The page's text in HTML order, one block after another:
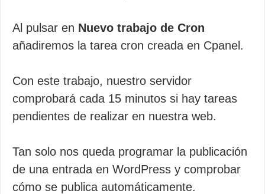
Al pulsar en Nuevo trabajo de Cron
añadiremos la tarea cron creada en Cpanel.
Con este trabajo, nuestro servidor
comprobará cada 15 minutos si hay tareas
pendientes de realizar en nuestra web.
Tan solo nos queda programar la publicación
de una entrada en WordPress y comprobar
cómo se publica automáticamente.